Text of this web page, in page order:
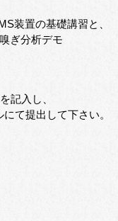
装置の基礎講習と、
ぎ分析デモ
記入し、
て提出して下さい。